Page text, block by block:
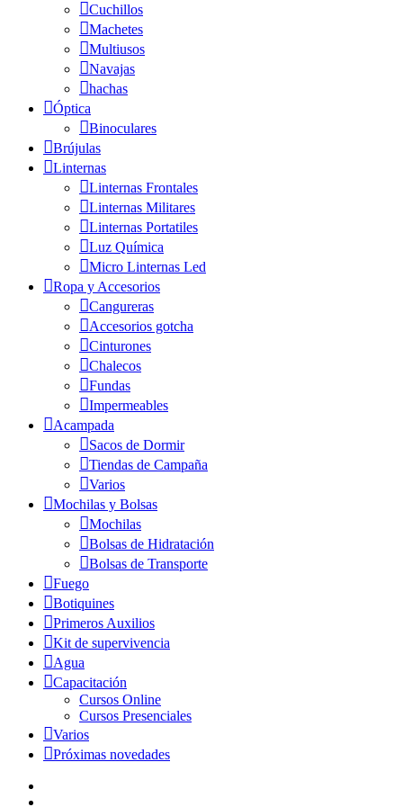
Cuchillos
Machetes
Multiusos
Navajas
hachas
Óptica
Binoculares
Brújulas
Linternas
Linternas Frontales
Linternas Militares
Linternas Portatiles
Luz Química
Micro Linternas Led
Ropa y Accesorios
Cangureras
Accesorios gotcha
Cinturones
Chalecos
Fundas
Impermeables
Acampada
Sacos de Dormir
Tiendas de Campaña
Varios
Mochilas y Bolsas
Mochilas
Bolsas de Hidratación
Bolsas de Transporte
Fuego
Botiquines
Primeros Auxilios
Kit de supervivencia
Agua
Capacitación
Cursos Online
Cursos Presenciales
Varios
Próximas novedades